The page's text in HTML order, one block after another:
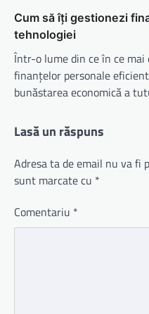
Cum să îți gestionezi
tehnologiei
Într-o lume din ce în ce
finanțelor personale
bunăstarea economică a
Lasă un răspuns
Adresa ta de email nu va fi
sunt marcate cu *
Comentariu *